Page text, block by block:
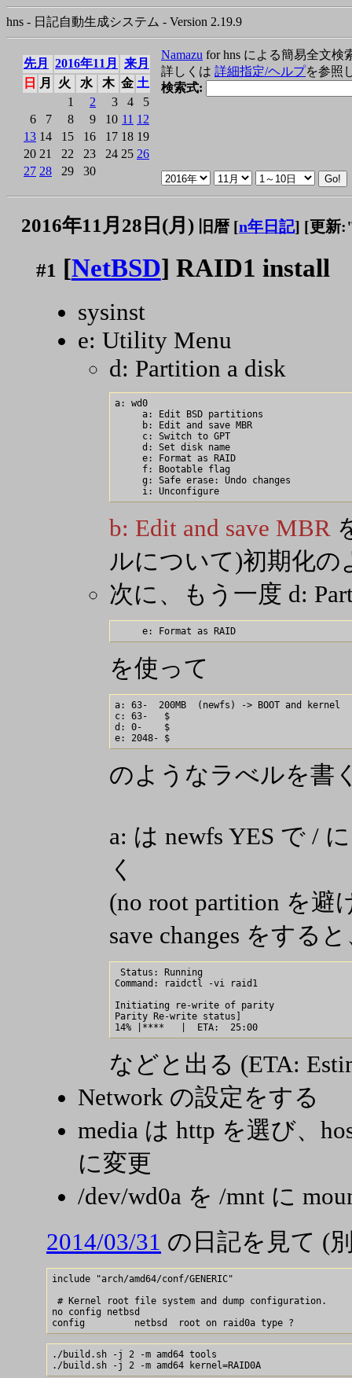
hns - 日記自動生成システム - Version 2.19.9
先月 2016年11月
来月
日
月 火 水 木 金 土
1
2 3 4
5
6
7 8 9 10 11 12
13 14 15 16 17 18 19
20 21 22 23 24 25 26
27 28 29 30
Namazu for hns による簡易全文検
詳しくは 詳細指定/ヘルプを参照
検索式:
2016年11月28日(月) 旧暦 [n年日記] [更新
#1 [NetBSD] RAID1 install
sysinst
e: Utility Menu
d: Partition a disk
a: wd0
     a: Edit BSD partitions
     b: Edit and save MBR
     c: Switch to GPT
     d: Set disk name
     e: Format as RAID
     f: Bootable flag
     g: Safe erase: Undo changes
b: Edit and save MBR
ルについて)初期化の
次に、もう一度 d:
を使って
a: 63-  200MB  (newfs) -> BOOT and kernel
c: 63-   $
d: 0-    $
のようなラべルを書
a: は newfs YES で /
く
(no root partition を避
save changes をする
Status: Running
Command: raidctl -vi raid1
Initiating re-write of parity
Parity Re-write status]
などと出る (ETA:
Network の設定をする
media は http を選び、
に変更
/dev/wd0a を /mnt に
2014/03/31 の日記を見て (
include "arch/amd64/conf/GENERIC"
# Kernel root file system and dump configuration.
no config netbsd
./build.sh -j 2 -m amd64 tools